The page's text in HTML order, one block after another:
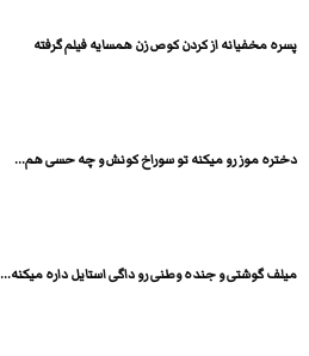
پسره مخفیانه از کردن کوص زن همسایه فیلم گرفته
دختره موز رو میکنه تو سوراخ کونش و چه حسی هم...
میلف گوشتی و جنده وطنی رو داگی استایل داره میکنه...